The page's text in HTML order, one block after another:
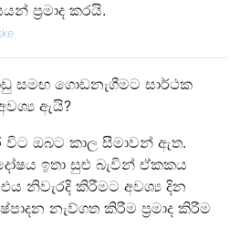
ප්‍රමාද කරයි.
සමඟ ගොඩනැගීමට සාර්ථක
ඇයි?
විට ඔබට කාල සීමාවන් ඇත.
ඉතා සුළු බැවින් ඒකකය
නිවැරදි කිරීමට අවශ්‍ය දින
නැව්ගත කිරීම ප්‍රමාද කිරීම